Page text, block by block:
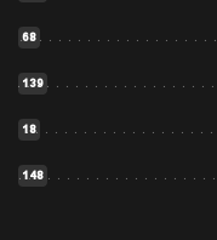
68
139
18
148